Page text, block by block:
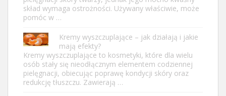
skład wymaga ostrożności. Używany właściwie, może
pomóc w …
Kremy wyszczuplające – jak działają i jakie
mają efekty?
Kremy wyszczuplające to kosmetyki, które dla wielu
osób stały się nieodłącznym elementem codziennej
pielęgnacji, obiecując poprawę kondycji skóry oraz
redukcję tłuszczu. Zawierają …